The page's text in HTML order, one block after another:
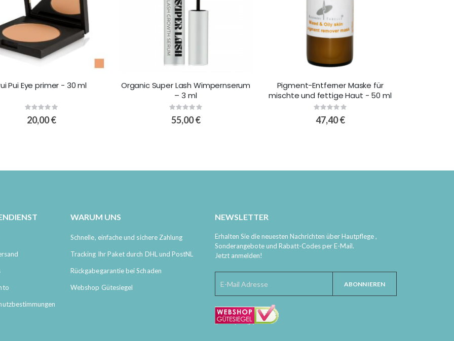
Pui Eye primer - 30 ml
Rating:
0%
20,00 €
Organic Super Lash Wimpernserum
– 3 ml
Rating:
0%
55,00 €
Pigment-Entferner Maske für
mischte und fettige Haut - 50 ml
Rating:
0%
47,40 €
WARUM UNS
Schnelle, einfache und sichere Zahlung
Tracking Ihr Paket durch DHL und PostNL
Rückgabegarantie bei Schaden
Webshop Gütesiegel
NEWSLETTER
Erhalten Sie die neuesten Nachrichten über Hautpflege ,
Sonderangebote und Rabatt-Codes per E-Mail.
Jetzt anmelden!
ABONNIEREN